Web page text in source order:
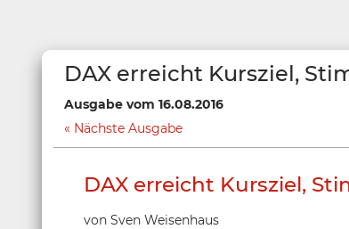
DAX erreicht Kursziel,
Ausgabe vom 16.08.2016
Nächste Ausgabe
DAX erreicht Kursziel,
von Sven Weisenhaus